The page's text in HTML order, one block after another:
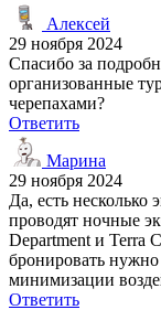
Алексей
29 ноября 2024
Спасибо за
организованные
черепахами?
Ответить
Марина
29 ноября 2024
Да, есть несколько
проводят ночные
Department и Terra
бронировать нужно
минимизации
Ответить